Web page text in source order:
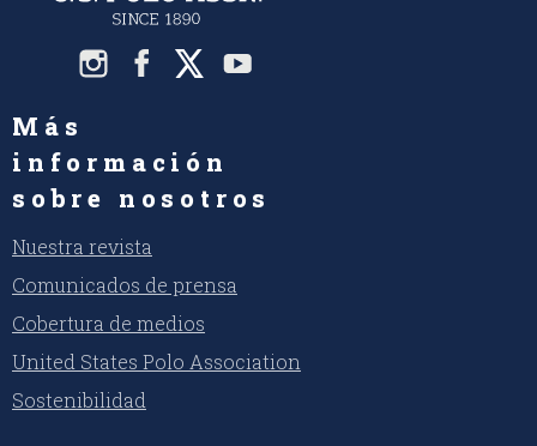
Más
información
sobre nosotros
Nuestra revista
Comunicados de prensa
Cobertura de medios
United States Polo Association
Sostenibilidad